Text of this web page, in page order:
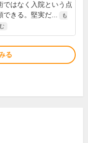
ではなく入院という点
できる。堅実だ...
も
る